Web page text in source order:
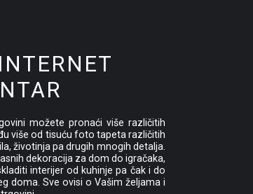
možete pronaći više različitih
više od tisuću foto tapeta različitih
životinja pa drugih mnogih detalja.
dekoracija za dom do igračaka,
interijer od kuhinje pa čak i do
doma. Sve ovisi o Vašim željama i